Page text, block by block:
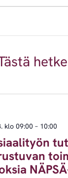
klo 09:00 – 10:00